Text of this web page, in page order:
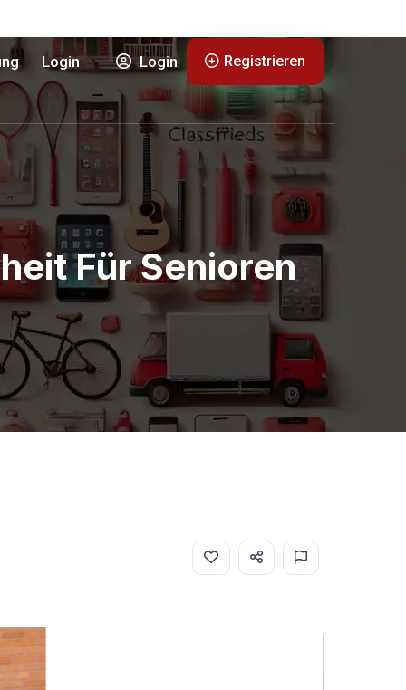
Login Login Registrieren
Für Senioren